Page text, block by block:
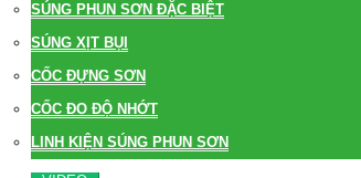
SÚNG PHUN SƠN ĐẶC BIỆT
SÚNG XỊT BỤI
CỐC ĐỰNG SƠN
CỐC ĐO ĐỘ NHỚT
LINH KIỆN SÚNG PHUN SƠN